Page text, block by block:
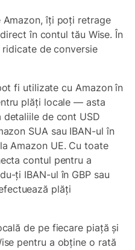
îți poți retrage
în contul tău Wise. În
de conversie
fi utilizate cu Amazon în
plăți locale — asta
de cont USD
SUA sau IBAN-ul în
Amazon UE. Cu toate
contul pentru a
ți IBAN-ul în GBP sau
plăți
de pe fiecare piață și
pentru a obține o rată